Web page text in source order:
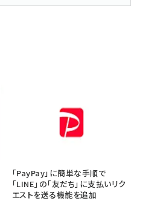
「PayPay」に簡単な手順で
「LINE」の「友だち」に支払いリク
エストを送る機能を追加